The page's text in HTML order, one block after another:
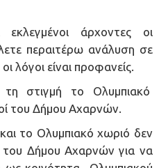
άρχοντες οι
περαιτέρω ανάλυση σε
λόγοι είναι προφανείς.
τη στιγμή το Ολυμπιακό
του Δήμου Αχαρνών.
το Ολυμπιακό χωριό δεν
Δήμου Αχαρνών για να